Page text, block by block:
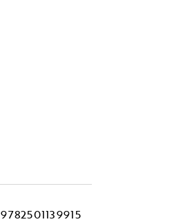
9782501139915